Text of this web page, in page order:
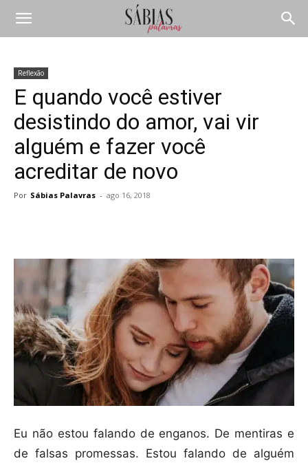
Reflexão
E quando você estiver
desistindo do amor, vai vir
alguém e fazer você
acreditar de novo
Por Sábias Palavras - ago 16, 2018
Eu não estou falando de enganos. De mentiras e
de falsas promessas. Estou falando de alguém